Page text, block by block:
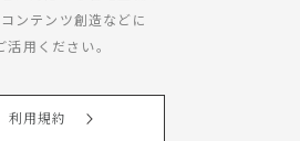
ンテンツ創造などに
活用ください。
利用規約